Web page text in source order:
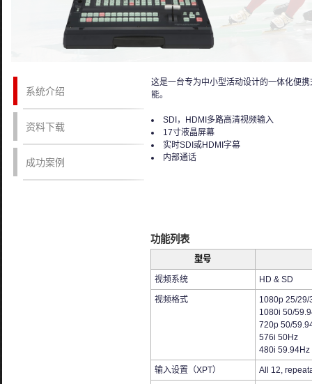
系统介绍
资料下载
成功案例
这是一台专为中小型活动设计的一体化便
能。
SDI，HDMI多路高清视频输入
17寸液晶屏幕
实时SDI或HDMI字幕
内部通话
功能列表
型号
视频系统 HD & SD
视频格式
1080p 25/29/
1080i 50/
720p 50/
576i 50Hz
480i 59.94Hz
输入设置（XPT） All 12,